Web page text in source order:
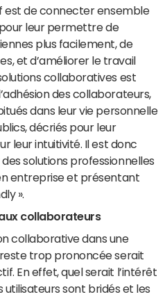
est de connecter ensemble
pour leur permettre de
plus facilement, de
et d’améliorer le travail
collaboratives est
des collaborateurs,
dans leur vie personnelle
décriés pour leur
leur intuitivité. Il est donc
solutions professionnelles
entreprise et présentant
».
collaborateurs
collaborative dans une
trop prononcée serait
En effet, quel serait l’intérêt
utilisateurs sont bridés et les